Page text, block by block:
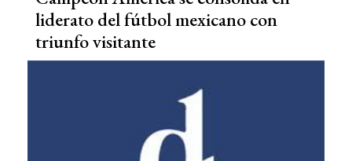
liderato del fútbol mexicano con
triunfo visitante